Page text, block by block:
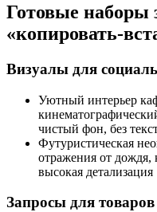
Готовые наборы
«копировать-
Визуалы для
Уютный интерьер
чистый фон, без
Футуристическая
отражения от дождя,
высокая детализация
Запросы для